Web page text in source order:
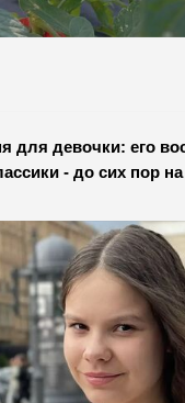
для девочки: его
- до сих пор